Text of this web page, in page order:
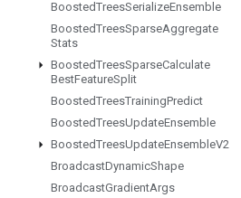
BoostedTreesSerializeEnsemble
BoostedTreesSparseAggregate
Stats
BoostedTreesSparseCalculate
BestFeatureSplit
BoostedTreesTrainingPredict
BoostedTreesUpdateEnsemble
BoostedTreesUpdateEnsembleV2
BroadcastDynamicShape
BroadcastGradientArgs